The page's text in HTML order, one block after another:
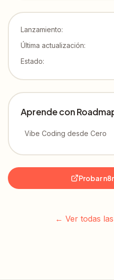
Lanzamiento:
Última actualización:
Estado:
Aprende con
Vibe Coding desde Cero
Probar
← Ver todas